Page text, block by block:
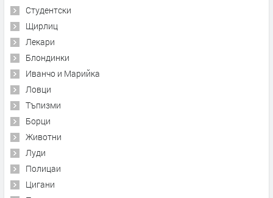
Студентски
Щирлиц
Лекари
Блондинки
Иванчо и Марийка
Ловци
Тъпизми
Борци
Животни
Луди
Полицаи
Цигани